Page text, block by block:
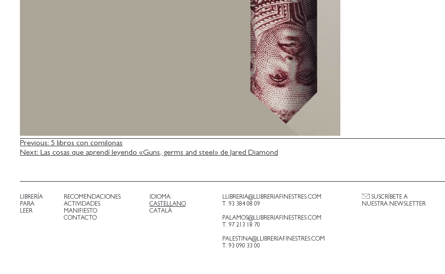
NAVEGACIÓN
DE
Previous: 5 libros con comilonas
Next: Las cosas que aprendí leyendo «Guns, germs and steel» de Jared Diamond
LIBRERÍA
PARA
LEER
RECOMENDACIONES
ACTIVIDADES
MANIFIESTO
CONTACTO
IDIOMA:
CASTELLANO
CATALÀ
LLIBRERIA@LLIBRERIAFINESTRES.COM
T. 93 384 08 09
PALAMOS@LLIBRERIAFINESTRES.COM
T. 97 213 18 70
PALESTINA@LLIBRERIAFINESTRES.COM
T. 93 090 33 00
SUSCRÍBETE A
NUESTRA NEWSLETTER